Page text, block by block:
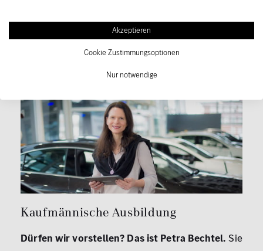
Stockstadt oder Wörth durchstarten willst. Frag´
ihn einfach alles, was Dich an der gewerblichen
Kaufmännische Ausbildung
Dürfen wir vorstellen? Das ist Petra Bechtel. Sie
Akzeptieren
Cookie Zustimmungsoptionen
Nur notwendige